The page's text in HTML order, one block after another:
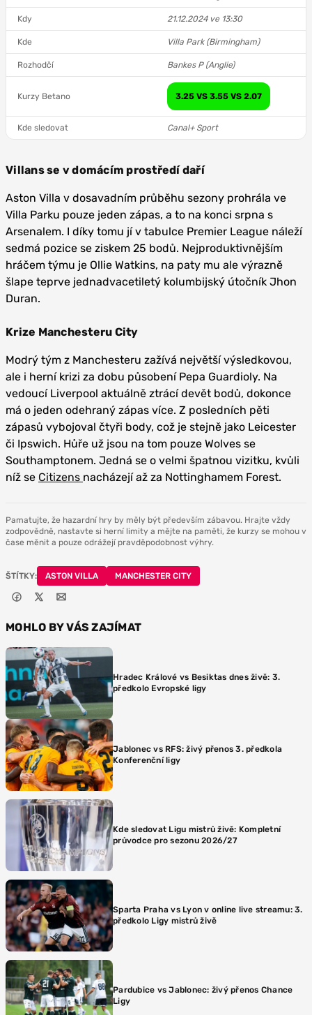
Kdy 21.12.2024 ve 13:30
Kde Villa Park (Birmingham)
Rozhodčí Bankes P (Anglie)
Kurzy Betano 3.25 VS 3.55 VS 2.07
Kde sledovat Canal+ Sport
Villans se v domácím prostředí daří
Aston Villa v dosavadním průběhu sezony prohrála ve
Villa Parku pouze jeden zápas, a to na konci srpna s
Arsenalem. I díky tomu jí v tabulce Premier League náleží
sedmá pozice se ziskem 25 bodů. Nejproduktivnějším
hráčem týmu je Ollie Watkins, na paty mu ale výrazně
šlape teprve jednadvacetiletý kolumbijský útočník Jhon
Duran.
Krize Manchesteru City
Modrý tým z Manchesteru zažívá největší výsledkovou,
ale i herní krizi za dobu působení Pepa Guardioly. Na
vedoucí Liverpool aktuálně ztrácí devět bodů, dokonce
má o jeden odehraný zápas více. Z posledních pěti
zápasů vybojoval čtyři body, což je stejně jako Leicester
či Ipswich. Hůře už jsou na tom pouze Wolves se
Southamptonem. Jedná se o velmi špatnou vizitku, kvůli
níž se Citizens nacházejí až za Nottinghamem Forest.
Pamatujte, že hazardní hry by měly být především zábavou. Hrajte vždy
zodpovědně, nastavte si herní limity a mějte na paměti, že kurzy se mohou v
čase měnit a pouze odrážejí pravděpodobnost výhry.
ŠTÍTKY: ASTON VILLA MANCHESTER CITY
MOHLO BY VÁS ZAJÍMAT
Hradec Králové vs Besiktas dnes živě: 3.
předkolo Evropské ligy
Jablonec vs RFS: živý přenos 3. předkola
Konferenční ligy
Kde sledovat Ligu mistrů živě: Kompletní
průvodce pro sezonu 2026/27
Sparta Praha vs Lyon v online live streamu: 3.
předkolo Ligy mistrů živě
Pardubice vs Jablonec: živý přenos Chance
Ligy